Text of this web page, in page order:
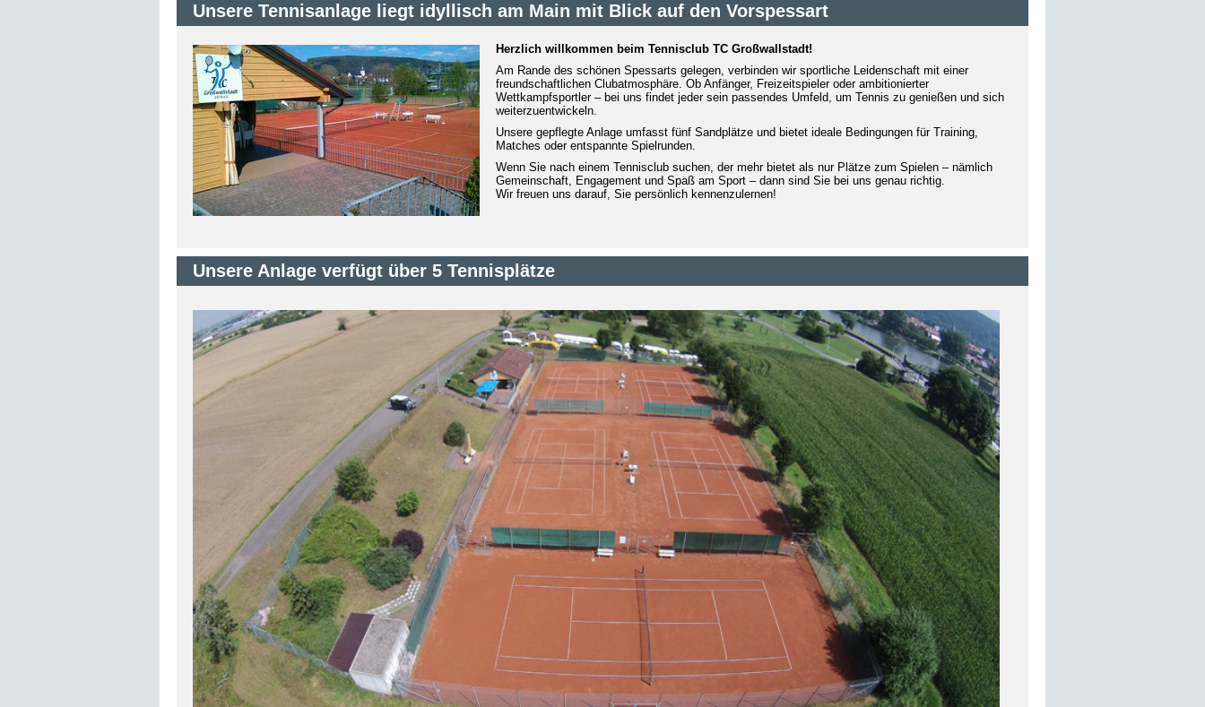
Unsere Tennisanlage liegt idyllisch am Main mit Blick auf den Vorspessart
Herzlich willkommen beim Tennisclub TC Großwallstadt!
Am Rande des schönen Spessarts gelegen, verbinden wir sportliche Leidenschaft mit einer
freundschaftlichen Clubatmosphäre. Ob Anfänger, Freizeitspieler oder ambitionierter
Wettkampfsportler – bei uns findet jeder sein passendes Umfeld, um Tennis zu genießen und sich
weiterzuentwickeln.
Unsere gepflegte Anlage umfasst fünf Sandplätze und bietet ideale Bedingungen für Training,
Matches oder entspannte Spielrunden.
Wenn Sie nach einem Tennisclub suchen, der mehr bietet als nur Plätze zum Spielen – nämlich
Gemeinschaft, Engagement und Spaß am Sport – dann sind Sie bei uns genau richtig.
Wir freuen uns darauf, Sie persönlich kennenzulernen!
Unsere Anlage verfügt über 5 Tennisplätze